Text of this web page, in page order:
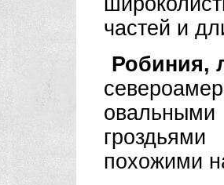
частей и
Робиния,
похожими